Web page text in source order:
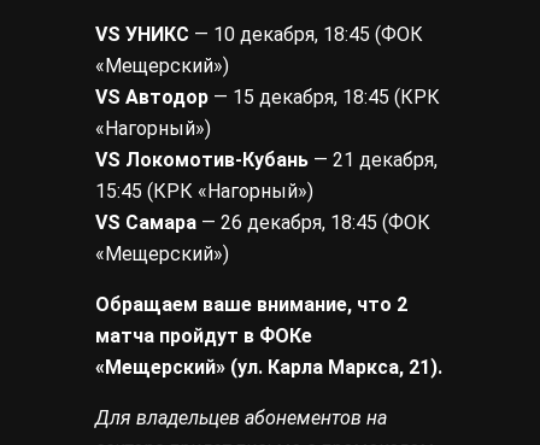
VS УНИКС — 10 декабря, 18:45 (ФОК
«Мещерский»)
VS Автодор — 15 декабря, 18:45 (КРК
«Нагорный»)
VS Локомотив-Кубань — 21 декабря,
15:45 (КРК «Нагорный»)
VS Самара — 26 декабря, 18:45 (ФОК
«Мещерский»)
Обращаем ваше внимание, что 2
матча пройдут в ФОКе
«Мещерский» (ул. Карла Маркса, 21).
Для владельцев абонементов на